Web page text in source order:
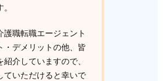
護職転職エージェント
・デメリットの他、皆
介していますので、
ていただけると幸いで